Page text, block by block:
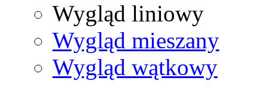
Wygląd liniowy
Wygląd mieszany
Wygląd wątkowy